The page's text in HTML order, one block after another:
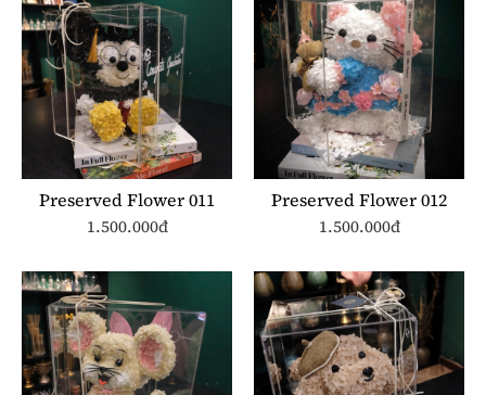
Preserved Flower 011
1.500.000đ
Preserved Flower 012
1.500.000đ